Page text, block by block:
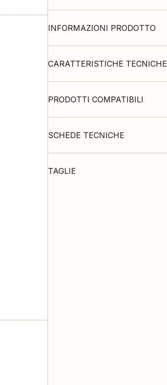
INFORMAZIONI PRODOTTO
CARATTERISTICHE TECNICHE
PRODOTTI COMPATIBILI
SCHEDE TECNICHE
TAGLIE